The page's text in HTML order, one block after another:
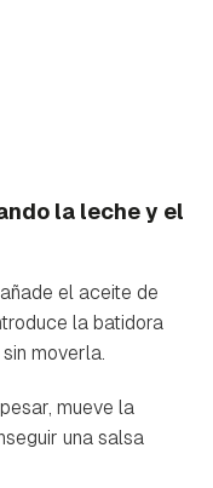
la leche y el
el aceite de
la batidora
moverla.
mueve la
una salsa